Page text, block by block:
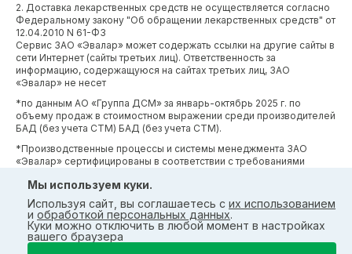
2. Доставка лекарственных средств не осуществляется согласно
Федеральному закону "Об обращении лекарственных средств" от
12.04.2010 N 61-ФЗ
Сервис ЗАО «Эвалар» может содержать ссылки на другие сайты в
сети Интернет (сайты третьих лиц). Ответственность за
информацию, содержащуюся на сайтах третьих лиц, ЗАО
«Эвалар» не несет
*по данным АО «Группа ДСМ» за январь-октябрь 2025 г. по
объему продаж в стоимостном выражении среди производителей
БАД (без учета СТМ) БАД (без учета СТМ).
*Производственные процессы и системы менеджмента ЗАО
«Эвалар» сертифицированы в соответствии с требованиями
Мы используем куки.
Используя сайт, вы соглашаетесь с их использованием
и обработкой персональных данных.
Куки можно отключить в любой момент в настройках
вашего браузера